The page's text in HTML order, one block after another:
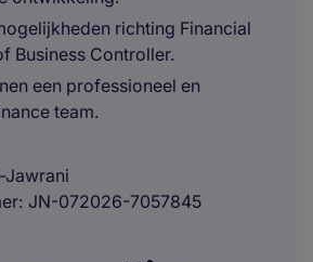
richting Financial
Business Controller.
een professioneel en
team.
Jawrani
JN-072026-7057845